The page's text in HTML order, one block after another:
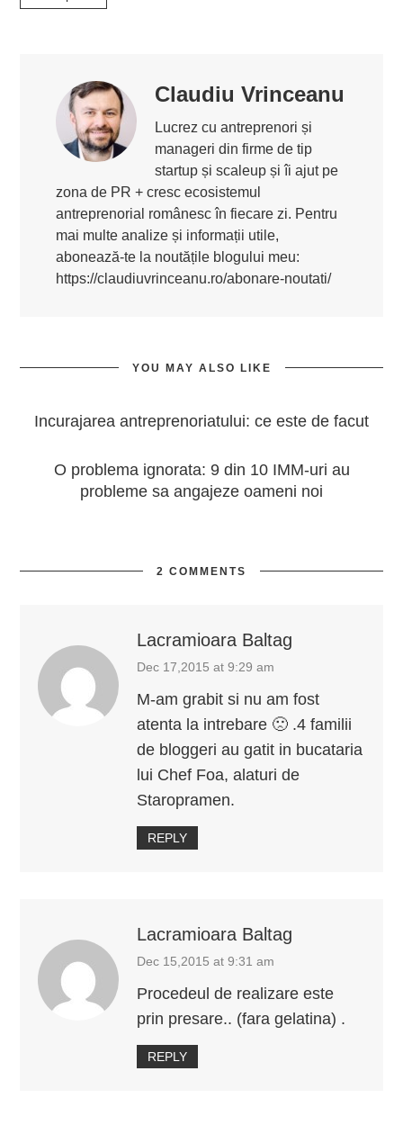
Claudiu Vrinceanu
Lucrez cu antreprenori și
manageri din firme de tip
startup și scaleup și îi ajut pe
zona de PR + cresc ecosistemul
antreprenorial românesc în fiecare zi. Pentru
mai multe analize și informații utile,
abonează-te la noutățile blogului meu:
https://claudiuvrinceanu.ro/abonare-noutati/
YOU MAY ALSO LIKE
Incurajarea antreprenoriatului: ce este de facut
O problema ignorata: 9 din 10 IMM-uri au
probleme sa angajeze oameni noi
2 COMMENTS
Lacramioara Baltag
Dec 17,2015 at 9:29 am
M-am grabit si nu am fost
atenta la intrebare 🙁 .4 familii
de bloggeri au gatit in bucataria
lui Chef Foa, alaturi de
Staropramen.
REPLY
Lacramioara Baltag
Dec 15,2015 at 9:31 am
Procedeul de realizare este
prin presare.. (fara gelatina) .
REPLY